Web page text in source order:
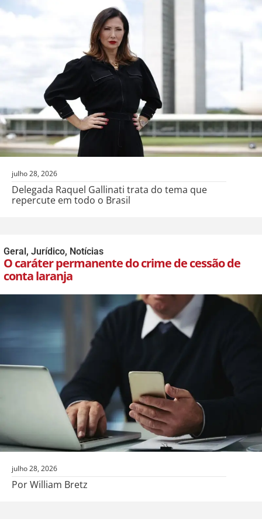
julho 28, 2026
Delegada Raquel Gallinati trata do tema que
repercute em todo o Brasil
Geral, Jurídico, Notícias
O caráter permanente do crime de cessão de
conta laranja
julho 28, 2026
Por William Bretz